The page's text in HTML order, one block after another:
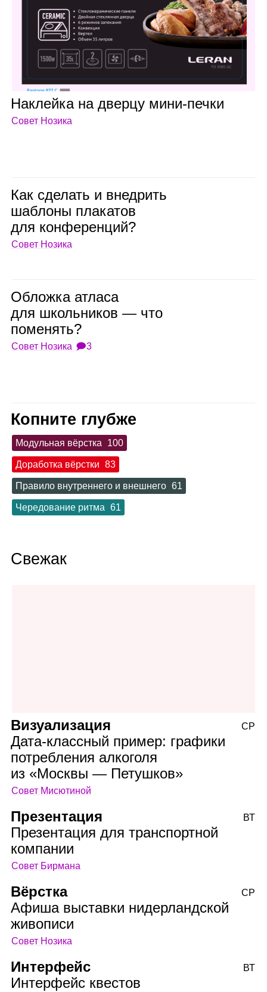
Наклейка на дверцу мини‑печки
Совет Нозика
Как сде­лать и внед­рить
шаб­лоны пла­ка­тов
для кон­фе­рен­ций?
Совет Нозика
Обложка атласа
для школь­ни­ков — что
поме­нять?
Совет Нозика 🗩3
Копните глубже
Модульная вёрстка 100
Доработка вёрстки 83
Правило внутреннего и внешнего 61
Чередование ритма 61
Свежак
Визуализация
Дата‑классный пример: графики
потребления алкоголя
из «Москвы — Петушков»
Совет Мисютиной
СР
Презентация
Презентация для транспортной
компании
Совет Бирмана
ВТ
Вёрстка
Афиша выставки нидерландской
живописи
Совет Нозика
СР
Интерфейс
Интерфейс квестов
ВТ